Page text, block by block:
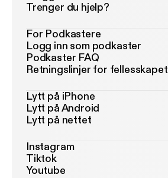
Trenger du hjelp?
For Podkastere
Logg inn som podkaster
Podkaster FAQ
Retningslinjer for fellesskapet
Lytt på iPhone
Lytt på Android
Lytt på nettet
Instagram
Tiktok
Youtube